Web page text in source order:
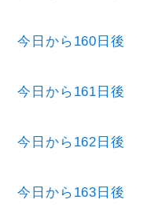
今日から160日後
今日から161日後
今日から162日後
今日から163日後